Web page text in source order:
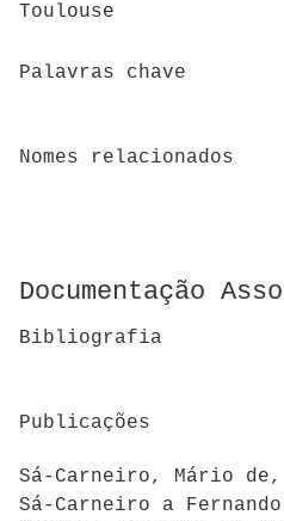
Toulouse
Palavras chave
Nomes relacionados
Documentação
Bibliografia
Publicações
Sá-Carneiro, Mário
Sá-Carneiro a